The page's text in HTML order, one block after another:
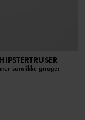
som ikke gnager